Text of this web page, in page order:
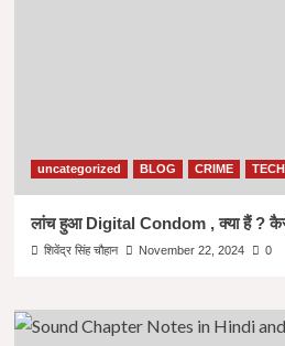
uncategorized BLOG CRIME
लांच हुआ Digital Condom , क्या हैं ?
शिवेंद्र सिंह चौहान November 22, 2024 0